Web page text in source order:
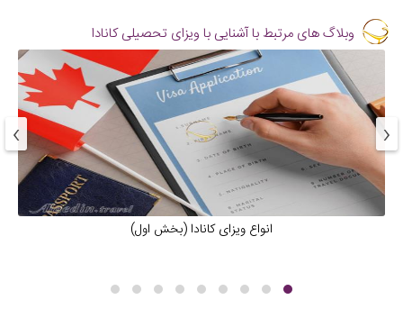
وبلاگ های مرتبط با آشنایی با ویزای تحصیلی کانادا
انواع ویزای کانادا (بخش اول)
‹
›